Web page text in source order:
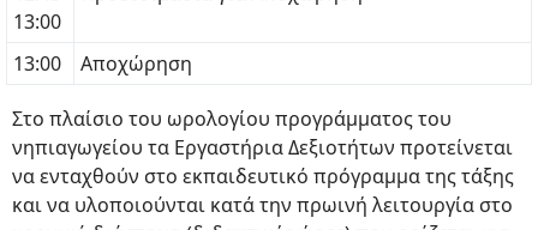
13:00
13:00 Αποχώρηση
Στο πλαίσιο του ωρολογίου προγράμματος του
νηπιαγωγείου τα Εργαστήρια Δεξιοτήτων προτείνεται
να ενταχθούν στο εκπαιδευτικό πρόγραμμα της τάξης
και να υλοποιούνται κατά την πρωινή λειτουργία στο